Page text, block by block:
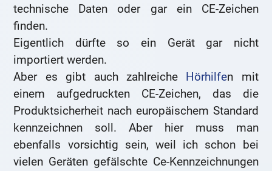
technische Daten oder gar ein CE-Zeichen
finden.
Eigentlich dürfte so ein Gerät gar nicht
importiert werden.
Aber es gibt auch zahlreiche Hörhilfen mit
einem aufgedruckten CE-Zeichen, das die
Produktsicherheit nach europäischem Standard
kennzeichnen soll. Aber hier muss man
ebenfalls vorsichtig sein, weil ich schon bei
vielen Geräten gefälschte Ce-Kennzeichnungen